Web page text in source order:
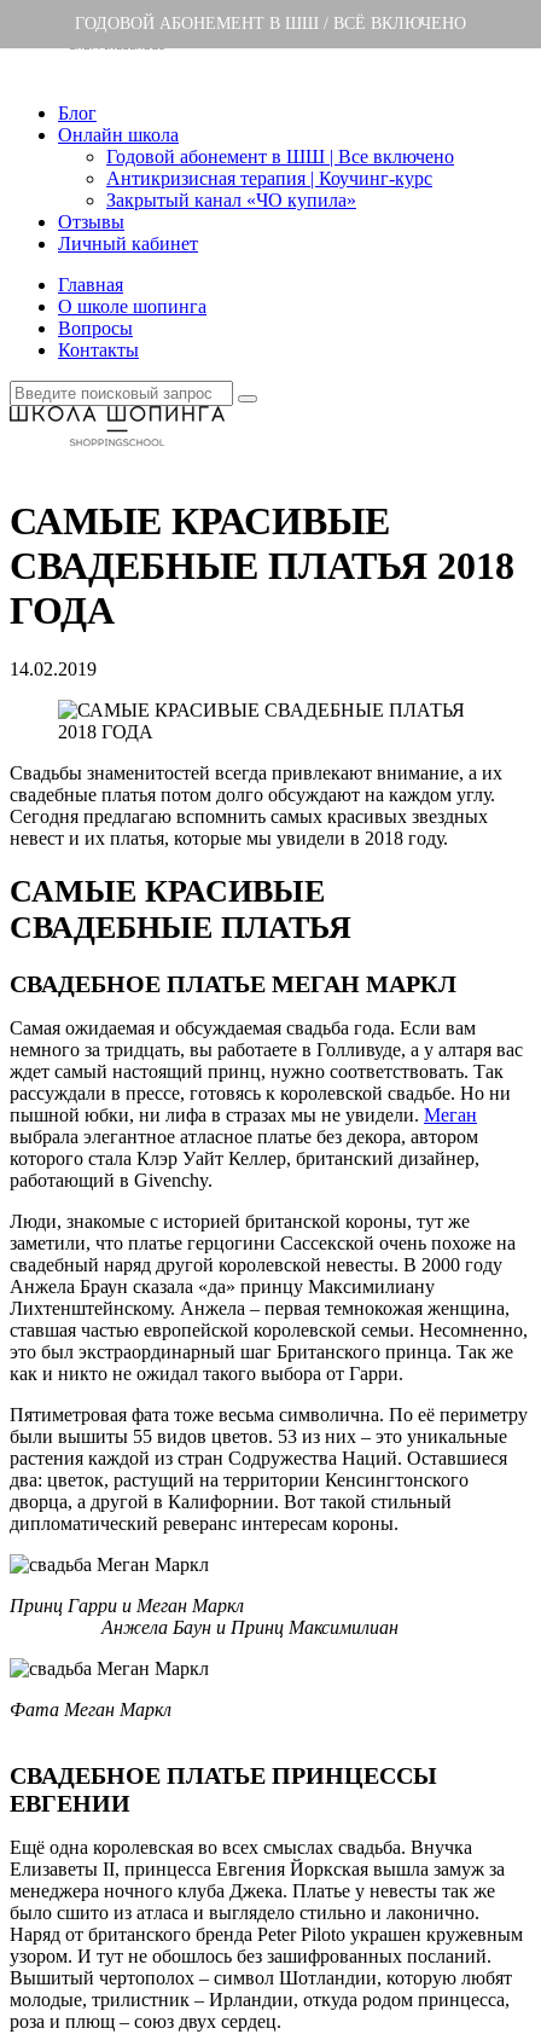
ГОДОВОЙ АБОНЕМЕНТ В ШШ / ВСЁ ВКЛЮЧЕНО
Блог
Онлайн школа
Годовой абонемент в ШШ | Все включено
Антикризисная терапия | Коучинг-курс
Закрытый канал «ЧО купила»
Отзывы
Личный кабинет
Главная
О школе шопинга
Вопросы
Контакты
САМЫЕ КРАСИВЫЕ
СВАДЕБНЫЕ ПЛАТЬЯ 2018
ГОДА
14.02.2019
Свадьбы знаменитостей всегда привлекают внимание, а их
свадебные платья потом долго обсуждают на каждом углу.
Сегодня предлагаю вспомнить самых красивых звездных
невест и их платья, которые мы увидели в 2018 году.
САМЫЕ КРАСИВЫЕ
СВАДЕБНЫЕ ПЛАТЬЯ
СВАДЕБНОЕ ПЛАТЬЕ МЕГАН МАРКЛ
Самая ожидаемая и обсуждаемая свадьба года. Если вам
немного за тридцать, вы работаете в Голливуде, а у алтаря вас
ждет самый настоящий принц, нужно соответствовать. Так
рассуждали в прессе, готовясь к королевской свадьбе. Но ни
пышной юбки, ни лифа в стразах мы не увидели. Меган
выбрала элегантное атласное платье без декора, автором
которого стала Клэр Уайт Келлер, британский дизайнер,
работающий в Givenchy.
Люди, знакомые с историей британской короны, тут же
заметили, что платье герцогини Сассекской очень похоже на
свадебный наряд другой королевской невесты. В 2000 году
Анжела Браун сказала «да» принцу Максимилиану
Лихтенштейнскому. Анжела – первая темнокожая женщина,
ставшая частью европейской королевской семьи. Несомненно,
это был экстраординарный шаг Британского принца. Так же
как и никто не ожидал такого выбора от Гарри.
Пятиметровая фата тоже весьма символична. По её периметру
были вышиты 55 видов цветов. 53 из них – это уникальные
растения каждой из стран Содружества Наций. Оставшиеся
два: цветок, растущий на территории Кенсингтонского
дворца, а другой в Калифорнии. Вот такой стильный
дипломатический реверанс интересам короны.
Принц Гарри и Меган Маркл
Анжела Баун и Принц Максимилиан
Фата Меган Маркл
СВАДЕБНОЕ ПЛАТЬЕ ПРИНЦЕССЫ
ЕВГЕНИИ
Ещё одна королевская во всех смыслах свадьба. Внучка
Елизаветы II, принцесса Евгения Йоркская вышла замуж за
менеджера ночного клуба Джека. Платье у невесты так же
было сшито из атласа и выглядело стильно и лаконично.
Наряд от британского бренда Peter Piloto украшен кружевным
узором. И тут не обошлось без зашифрованных посланий.
Вышитый чертополох – символ Шотландии, которую любят
молодые, трилистник – Ирландии, откуда родом принцесса,
роза и плющ – союз двух сердец.